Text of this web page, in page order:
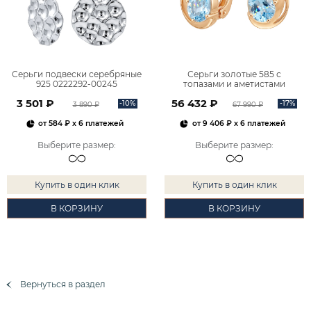
Серьги подвески серебряные
925 0222292-00245
3 501 ₽ 3 890 ₽ -10%
от584 ₽ x 6 платежей
Выберите размер:
Купить в один клик
В КОРЗИНУ
Серьги золотые 585 с
топазами и аметистами
56 432 ₽ 67 990 ₽ -17%
от9 406 ₽x 6 платежей
Выберите размер:
Купить в один клик
В КОРЗИНУ
Вернуться в раздел